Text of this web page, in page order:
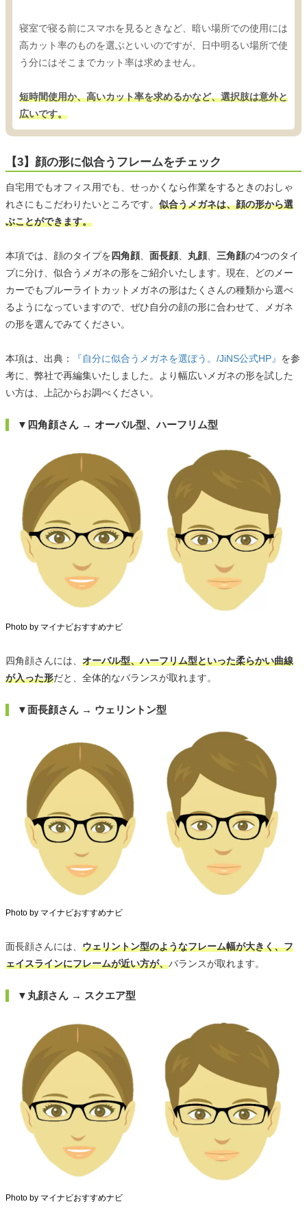
寝室で寝る前にスマホを見るときなど、暗い場所での使用には
高カット率のものを選ぶといいのですが、日中明るい場所で使
う分にはそこまでカット率は求めません。
短時間使用か、高いカット率を求めるかなど、選択肢は意外と
広いです。
【3】顔の形に似合うフレームをチェック
自宅用でもオフィス用でも、せっかくなら作業をするときのおしゃ
れさにもこだわりたいところです。 似合うメガネは、顔の形から選
ぶことができます。
本項では、顔のタイプを 四角顔、 面長顔、 丸顔、 三角顔の4つのタイ
プに分け、似合うメガネの形をご紹介いたします。現在、どのメー
カーでもブルーライトカットメガネの形はたくさんの種類から選べ
るようになっていますので、ぜひ自分の顔の形に合わせて、メガネ
の形を選んでみてください。
本項は、出典： 『自分に似合うメガネを選ぼう。/JiNS公式HP』 を参
考に、弊社で再編集いたしました。より幅広いメガネの形を試した
い方は、上記からお調べください。
▼四角顔さん → オーバル型、ハーフリム型
Photo by マイナビおすすめナビ
四角顔さんには、 オーバル型、ハーフリム型といった柔らかい曲線
が入った形だと、全体的なバランスが取れます。
▼面長顔さん → ウェリントン型
Photo by マイナビおすすめナビ
面長顔さんには、 ウェリントン型のようなフレーム幅が大きく、フ
ェイスラインにフレームが近い方が、バランスが取れます。
▼丸顔さん → スクエア型
Photo by マイナビおすすめナビ